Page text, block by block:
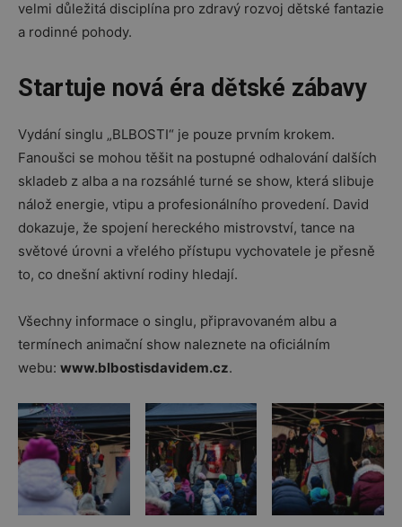
velmi důležitá disciplína pro zdravý rozvoj dětské fantazie
a rodinné pohody.
Startuje nová éra dětské zábavy
Vydání singlu „BLBOSTI“ je pouze prvním krokem.
Fanoušci se mohou těšit na postupné odhalování dalších
skladeb z alba a na rozsáhlé turné se show, která slibuje
nálož energie, vtipu a profesionálního provedení. David
dokazuje, že spojení hereckého mistrovství, tance na
světové úrovni a vřelého přístupu vychovatele je přesně
to, co dnešní aktivní rodiny hledají.
Všechny informace o singlu, připravovaném albu a
termínech animační show naleznete na oficiálním
webu: www.blbostisdavidem.cz.